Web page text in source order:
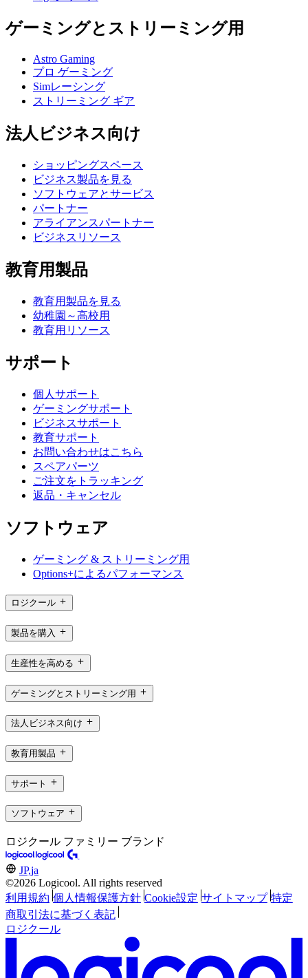
ゲーミングとストリーミング用
Astro Gaming
プロ ゲーミング
Simレーシング
ストリーミング ギア
法人ビジネス向け
ショッピングスペース
ビジネス製品を見る
ソフトウェアとサービス
パートナー
アライアンスパートナー
ビジネスリソース
教育用製品
教育用製品を見る
幼稚園～高校用
教育用リソース
サポート
個人サポート
ゲーミングサポート
ビジネスサポート
教育サポート
お問い合わせはこちら
スペアパーツ
ご注文をトラッキング
返品・キャンセル
ソフトウェア
ゲーミング & ストリーミング用
Options+によるパフォーマンス
ロジクール
製品を購入
生産性を高める
ゲーミングとストリーミング用
法人ビジネス向け
教育用製品
サポート
ソフトウェア
ロジクール ファミリー ブランド
JP,ja
©2026 Logicool. All rights reserved
利用規約 個人情報保護方針 Cookie設定 サイトマップ 特定
商取引法に基づく表記
ロジクール